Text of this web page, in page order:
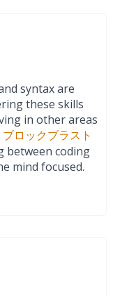
syntax are
these skills
in other areas
ブロックブラスト
between coding
mind focused.